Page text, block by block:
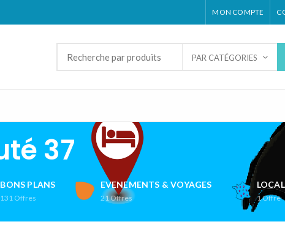
MON COMPTE
PAR CATÉGORIES
37
BONS PLANS
131 Offres
EVENEMENTS & VOYAGES
21Offres 1Offre